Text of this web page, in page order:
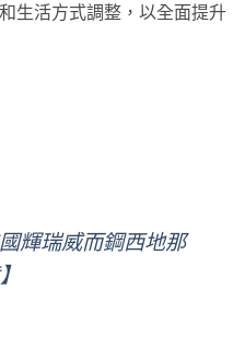
生活方式調整，以全面提升
輝瑞威而鋼西地那